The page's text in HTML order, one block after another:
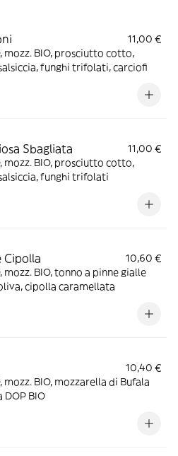
11,00 €
mozz. BIO, prosciutto cotto,
funghi trifolati, carciofi
Sbagliata
11,00 €
mozz. BIO, prosciutto cotto,
funghi trifolati
Cipolla
10,60 €
mozz. BIO, tonno a pinne gialle
cipolla caramellata
10,40 €
mozz. BIO, mozzarella di Bufala
DOP BIO